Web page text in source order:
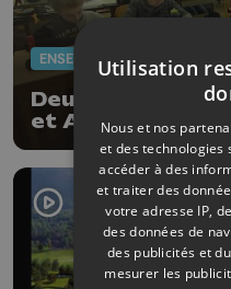
ENSEIGNEMENT
Deux écoles
et Amay
Utilisation
Nous et nos
et des
accéder à des
et traiter des
votre adresse IP,
des données de
des publicités et
mesurer les